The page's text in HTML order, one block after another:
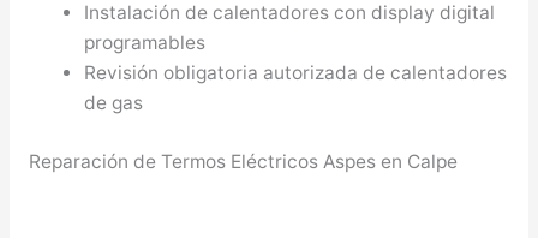
Instalación de calentadores con display digital
programables
Revisión obligatoria autorizada de calentadores
de gas
Reparación de Termos Eléctricos Aspes en Calpe